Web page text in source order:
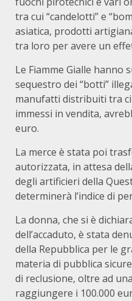
tra cui “candelotti” e
asiatica, prodotti
tra loro per avere un
Le Fiamme Gialle hanno
sequestro dei “botti”
manufatti distribuiti tra
immessi in vendita,
euro.
La merce è stata poi
autorizzata, in attesa
degli artificieri della
determinerà l’indice di
La donna, che si è
dell’accaduto, è stata
della Repubblica per le
materia di pubblica
di reclusione, oltre ad
raggiungere i 100.000